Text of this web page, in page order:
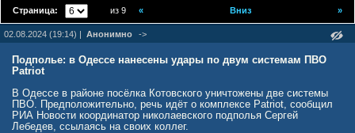
Страница: из 9 »
« Вниз
02.08.2024 (19:14) | Анонимно ->
Подполье: в Одессе нанесены удары по двум системам ПВО
Patriot
В Одессе в районе посёлка Котовского уничтожены две системы
ПВО. Предположительно, речь идёт о комплексе Patriot, сообщил
РИА Новости координатор николаевского подполья Сергей
Лебедев, ссылаясь на своих коллег.